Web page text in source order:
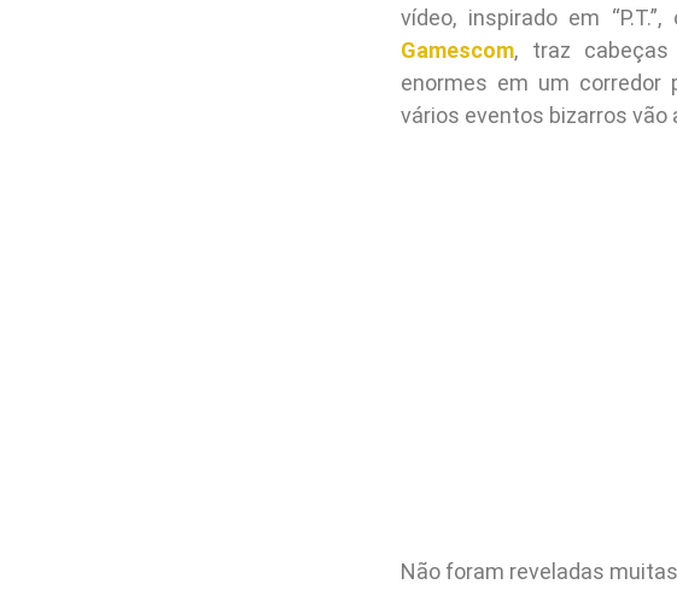
vídeo, inspirado em “P.T.”,
Gamescom, traz
enormes em um corredor
vários eventos bizarros vão
Não foram reveladas